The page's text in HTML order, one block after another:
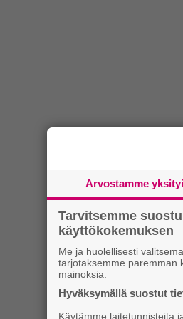
Arvostamme
Tarvitsemme
käyttökokemuksen
Me ja huolellisesti
tarjotaksemme paremman
mainoksia.
Hyväksymällä suostut
Käytämme laitetunnisteita